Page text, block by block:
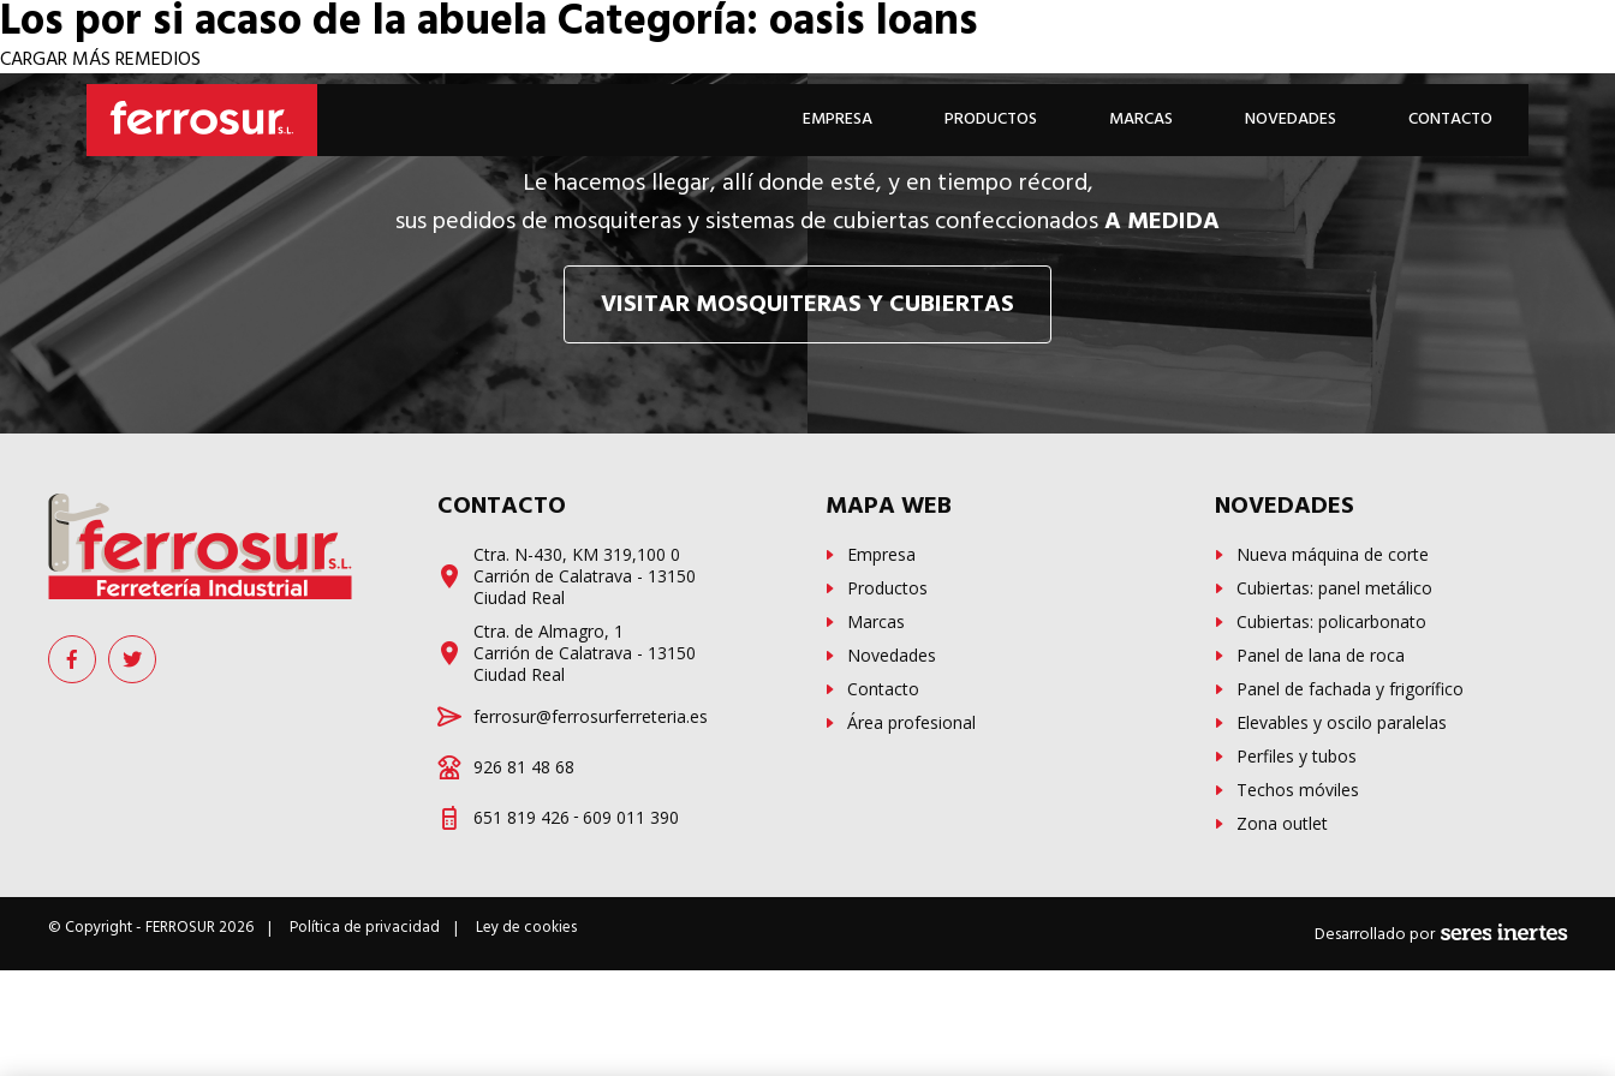
EMPRESA PRODUCTOS MARCAS NOVEDADES CONTACTO
Los por si acaso de la abuelaCategoría: oasis loans
CARGAR MÁS REMEDIOS
Le hacemos llegar, allí donde esté, y en tiempo récord,
sus pedidos de mosquiteras y sistemas de cubiertas confeccionadosA MEDIDA
VISITAR MOSQUITERAS Y CUBIERTAS
CONTACTO
Ctra. N-430, KM 319,100 0
Carrión de Calatrava - 13150
Ciudad Real
Ctra. de Almagro, 1
Carrión de Calatrava - 13150
Ciudad Real
ferrosur@ferrosurferreteria.es
926 81 48 68
651 819 426 - 609 011 390
MAPA WEB
Empresa
Productos
Marcas
Novedades
Contacto
Área profesional
NOVEDADES
Nueva máquina de corte
Cubiertas: panel metálico
Cubiertas: policarbonato
Panel de lana de roca
Panel de fachada y frigorífico
Elevables y oscilo paralelas
Perfiles y tubos
Techos móviles
Zona outlet
© Copyright -FERROSUR2026 Política de privacidad Ley de cookies Desarrollado por